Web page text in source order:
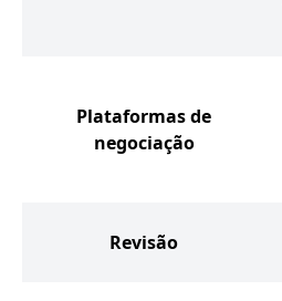
Plataformas de
negociação
Revisão